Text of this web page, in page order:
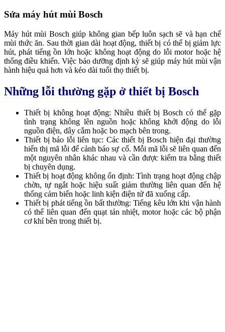
Sửa máy hút mùi Bosch
Máy hút mùi Bosch giúp không gian bếp luôn sạch sẽ và hạn chế
mùi thức ăn. Sau thời gian dài hoạt động, thiết bị có thể bị giảm lực
hút, phát tiếng ồn lớn hoặc không hoạt động do lỗi motor hoặc hệ
thống điều khiển. Việc bảo dưỡng định kỳ sẽ giúp máy hút mùi vận
hành hiệu quả hơn và kéo dài tuổi thọ thiết bị.
Những lỗi thường gặp ở thiết bị Bosch
Thiết bị không hoạt động: Nhiều thiết bị Bosch có thể gặp
tình trạng không lên nguồn hoặc không khởi động do lỗi
nguồn điện, dây cắm hoặc bo mạch bên trong.
Thiết bị báo lỗi liên tục: Các thiết bị Bosch hiện đại thường
hiển thị mã lỗi để cảnh báo sự cố. Mỗi mã lỗi sẽ liên quan đến
một nguyên nhân khác nhau và cần được kiểm tra bằng thiết
bị chuyên dụng.
Thiết bị hoạt động không ổn định: Tình trạng hoạt động chập
chờn, tự ngắt hoặc hiệu suất giảm thường liên quan đến hệ
thống cảm biến hoặc linh kiện điện tử đã xuống cấp.
Thiết bị phát tiếng ồn bất thường: Tiếng kêu lớn khi vận hành
có thể liên quan đến quạt tản nhiệt, motor hoặc các bộ phận
cơ khí bên trong thiết bị.